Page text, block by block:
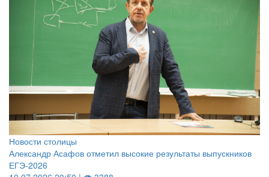
Новости столицы
Александр Асафов отметил высокие результаты выпускников
ЕГЭ-2026